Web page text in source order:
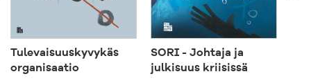
Tulevaisuuskyvykäs
organisaatio
SORI - Johtaja ja
julkisuus kriisissä